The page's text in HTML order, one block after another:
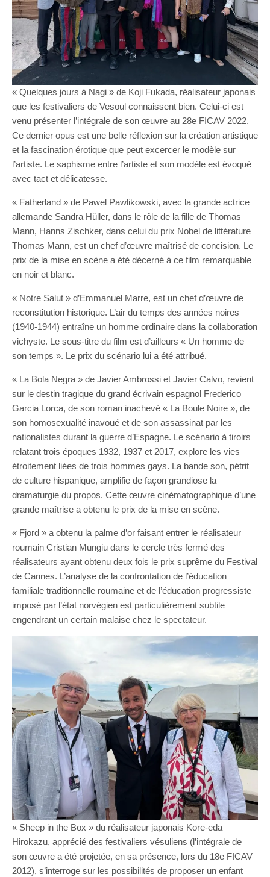
« Quelques jours à Nagi » de Koji Fukada, réalisateur japonais
que les festivaliers de Vesoul connaissent bien. Celui-ci est
venu présenter l’intégrale de son œuvre au 28e FICAV 2022.
Ce dernier opus est une belle réflexion sur la création artistique
et la fascination érotique que peut excercer le modèle sur
l’artiste. Le saphisme entre l’artiste et son modèle est évoqué
avec tact et délicatesse.
« Fatherland » de Pawel Pawlikowski, avec la grande actrice
allemande Sandra Hüller, dans le rôle de la fille de Thomas
Mann, Hanns Zischker, dans celui du prix Nobel de littérature
Thomas Mann, est un chef d’œuvre maîtrisé de concision. Le
prix de la mise en scène a été décerné à ce film remarquable
en noir et blanc.
« Notre Salut » d’Emmanuel Marre, est un chef d’œuvre de
reconstitution historique. L’air du temps des années noires
(1940-1944) entraîne un homme ordinaire dans la collaboration
vichyste. Le sous-titre du film est d’ailleurs « Un homme de
son temps ». Le prix du scénario lui a été attribué.
« La Bola Negra » de Javier Ambrossi et Javier Calvo, revient
sur le destin tragique du grand écrivain espagnol Frederico
Garcia Lorca, de son roman inachevé « La Boule Noire », de
son homosexualité inavoué et de son assassinat par les
nationalistes durant la guerre d’Espagne. Le scénario à tiroirs
relatant trois époques 1932, 1937 et 2017, explore les vies
étroitement liées de trois hommes gays. La bande son, pétrit
de culture hispanique, amplifie de façon grandiose la
dramaturgie du propos. Cette œuvre cinématographique d’une
grande maîtrise a obtenu le prix de la mise en scène.
« Fjord » a obtenu la palme d’or faisant entrer le réalisateur
roumain Cristian Mungiu dans le cercle très fermé des
réalisateurs ayant obtenu deux fois le prix suprême du Festival
de Cannes. L’analyse de la confrontation de l’éducation
familiale traditionnelle roumaine et de l’éducation progressiste
imposé par l’état norvégien est particulièrement subtile
engendrant un certain malaise chez le spectateur.
« Sheep in the Box » du réalisateur japonais Kore-eda
Hirokazu, apprécié des festivaliers vésuliens (l’intégrale de
son œuvre a été projetée, en sa présence, lors du 18e FICAV
2012), s’interroge sur les possibilités de proposer un enfant